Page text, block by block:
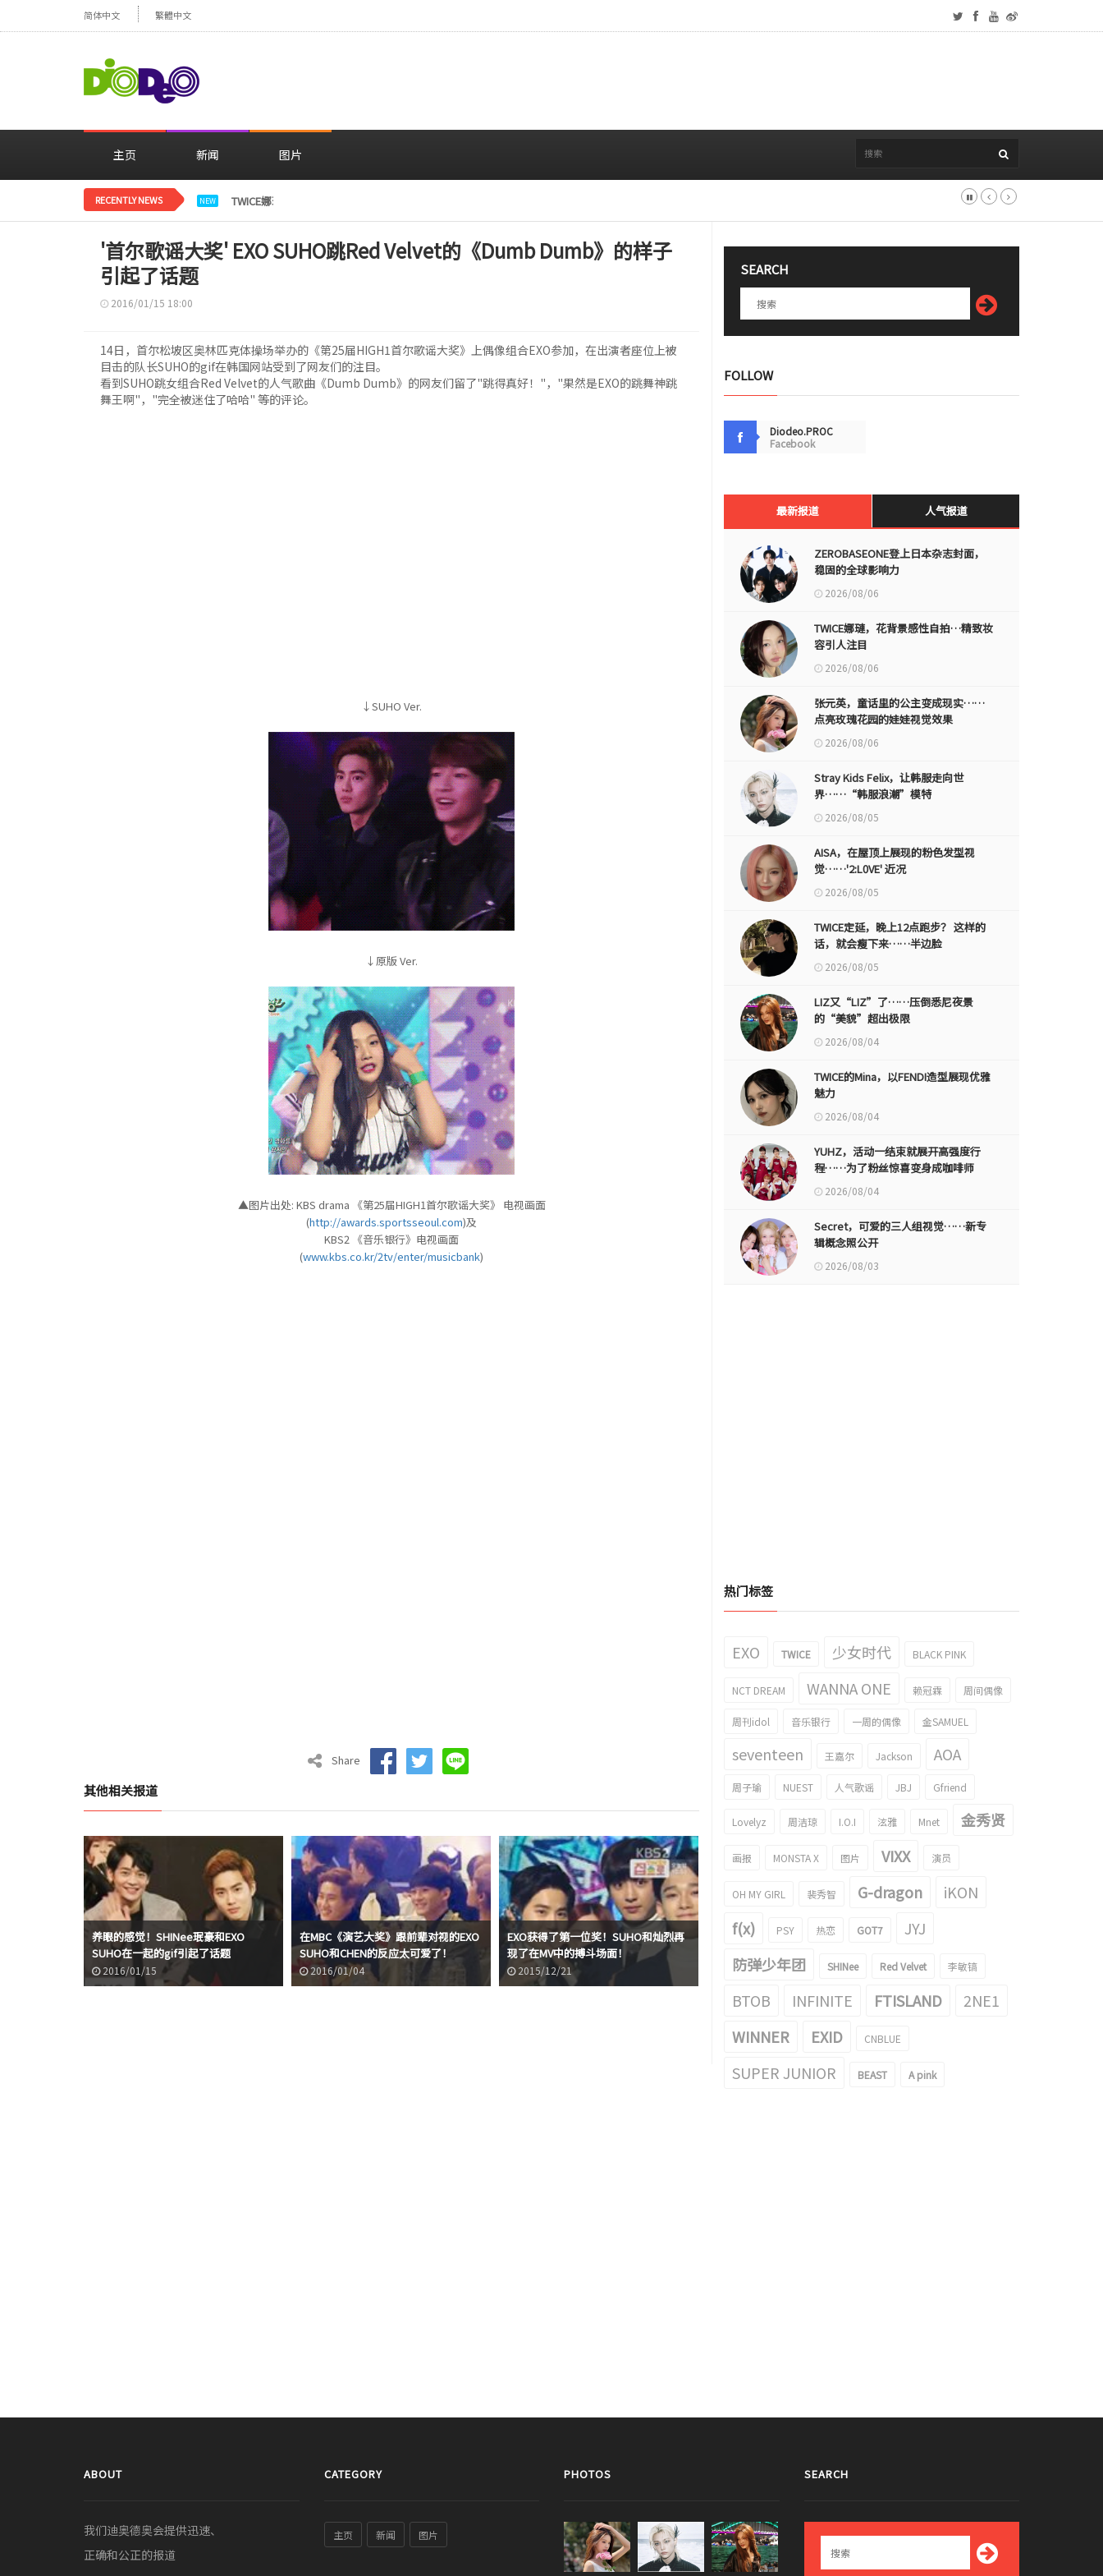
简体中文 繁體中文
主页 新闻 图片
RECENTLY NEWS NEW TWICE娜璉，花背景感性自拍…精致妆容引人注目
'首尔歌谣大奖' EXO SUHO跳Red Velvet的《Dumb Dumb》的样子
引起了话题
2016/01/15 18:00
14日，首尔松坡区奥林匹克体操场举办的《第25届HIGH1首尔歌谣大奖》上偶像组合EXO参加，在出演者座位上被
目击的队长SUHO的gif在韩国网站受到了网友们的注目。
看到SUHO跳女组合Red Velvet的人气歌曲《Dumb Dumb》的网友们留了"跳得真好！"，"果然是EXO的跳舞神跳
舞王啊"，"完全被迷住了哈哈" 等的评论。
↓SUHO Ver.
↓原版 Ver.
▲图片出处: KBS drama 《第25届HIGH1首尔歌谣大奖》 电视画面
(http://awards.sportsseoul.com)及
KBS2 《音乐银行》电视画面
(www.kbs.co.kr/2tv/enter/musicbank)
Share
其他相关报道
养眼的感觉！SHINee珉豪和EXO
SUHO在一起的gif引起了话题
2016/01/15
在MBC《演艺大奖》跟前辈对视的EXO
SUHO和CHEN的反应太可爱了！
2016/01/04
EXO获得了第一位奖！SUHO和灿烈再
现了在MV中的搏斗场面！
2015/12/21
SEARCH
FOLLOW
Diodeo.PROC
Facebook
最新报道 人气报道
ZEROBASEONE登上日本杂志封面，
稳固的全球影响力
2026/08/06
TWICE娜璉，花背景感性自拍…精致妆
容引人注目
2026/08/06
张元英，童话里的公主变成现实……
点亮玫瑰花园的娃娃视觉效果
2026/08/06
Stray Kids Felix，让韩服走向世
界……“韩服浪潮”模特
2026/08/05
AISA，在屋顶上展现的粉色发型视
觉……'2:L0VE' 近况
2026/08/05
TWICE定延，晚上12点跑步？ 这样的
话，就会瘦下来……半边脸
2026/08/05
LIZ又“LIZ”了……压倒悉尼夜景
的“美貌”超出极限
2026/08/04
TWICE的Mina，以FENDI造型展现优雅
魅力
2026/08/04
YUHZ，活动一结束就展开高强度行
程……为了粉丝惊喜变身成咖啡师
2026/08/04
Secret，可爱的三人组视觉……新专
辑概念照公开
2026/08/03
热门标签
EXO TWICE 少女时代 BLACK PINK
NCT DREAM WANNA ONE 赖冠霖 周间偶像
周刊idol 音乐银行 一周的偶像 金SAMUEL
seventeen 王嘉尔 Jackson AOA
周子瑜 NUEST 人气歌谣 JBJ Gfriend
Lovelyz 周洁琼 I.O.I 泫雅 Mnet 金秀贤
画报 MONSTA X 图片 VIXX 演员
OH MY GIRL 裴秀智 G-dragon
iKON
f(x)
PSY 热恋 GOT7
JYJ
防弹少年团
SHINee Red Velvet 李敏镐
BTOB INFINITE FTISLAND
2NE1
WINNER
EXID CNBLUE
SUPER JUNIOR BEAST A pink
ABOUT
我们迪奥德奥会提供迅速、
正确和公正的报道
CATEGORY
主页 新闻 图片
PHOTOS SEARCH